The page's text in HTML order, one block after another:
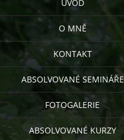
ÚVOD
O MNĚ
KONTAKT
ABSOLVOVANÉ SEMINÁŘE
FOTOGALERIE
ABSOLVOVANÉ KURZY